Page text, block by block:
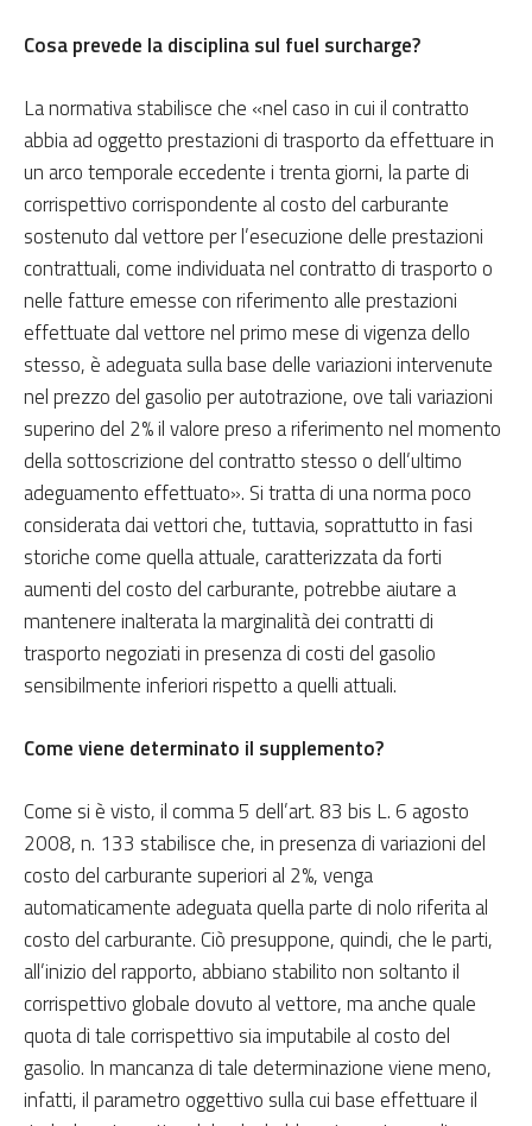
Cosa prevede la disciplina sul fuel surcharge?
La normativa stabilisce che «nel caso in cui il contratto
abbia ad oggetto prestazioni di trasporto da effettuare in
un arco temporale eccedente i trenta giorni, la parte di
corrispettivo corrispondente al costo del carburante
sostenuto dal vettore per l’esecuzione delle prestazioni
contrattuali, come individuata nel contratto di trasporto o
nelle fatture emesse con riferimento alle prestazioni
effettuate dal vettore nel primo mese di vigenza dello
stesso, è adeguata sulla base delle variazioni intervenute
nel prezzo del gasolio per autotrazione, ove tali variazioni
superino del 2% il valore preso a riferimento nel momento
della sottoscrizione del contratto stesso o dell’ultimo
adeguamento effettuato». Si tratta di una norma poco
considerata dai vettori che, tuttavia, soprattutto in fasi
storiche come quella attuale, caratterizzata da forti
aumenti del costo del carburante, potrebbe aiutare a
mantenere inalterata la marginalità dei contratti di
trasporto negoziati in presenza di costi del gasolio
sensibilmente inferiori rispetto a quelli attuali.
Come viene determinato il supplemento?
Come si è visto, il comma 5 dell’art. 83 bis L. 6 agosto
2008, n. 133 stabilisce che, in presenza di variazioni del
costo del carburante superiori al 2%, venga
automaticamente adeguata quella parte di nolo riferita al
costo del carburante. Ciò presuppone, quindi, che le parti,
all’inizio del rapporto, abbiano stabilito non soltanto il
corrispettivo globale dovuto al vettore, ma anche quale
quota di tale corrispettivo sia imputabile al costo del
gasolio. In mancanza di tale determinazione viene meno,
infatti, il parametro oggettivo sulla cui base effettuare il